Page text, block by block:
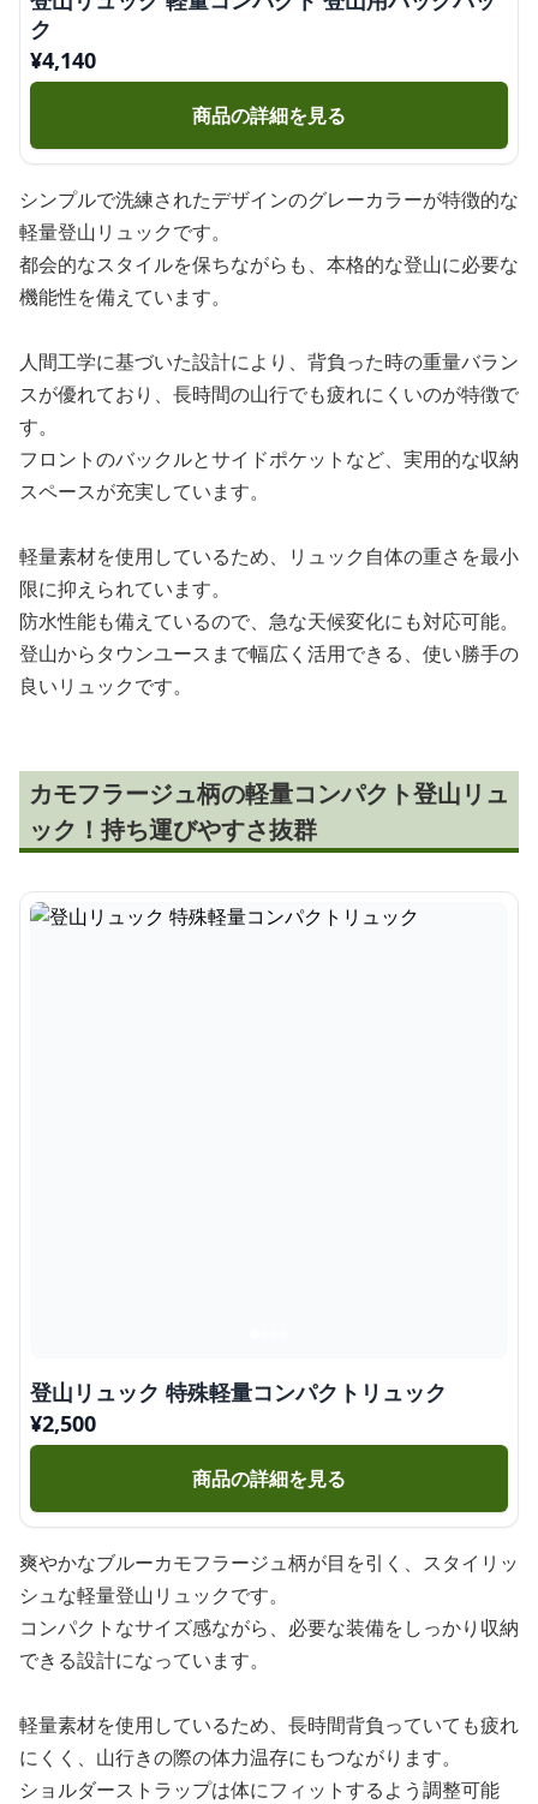
ク
¥4,140
商品の詳細を見る
シンプルで洗練されたデザインのグレーカラーが特徴的な
軽量登山リュックです。
都会的なスタイルを保ちながらも、本格的な登山に必要な
機能性を備えています。
人間工学に基づいた設計により、背負った時の重量バラン
スが優れており、長時間の山行でも疲れにくいのが特徴で
す。
フロントのバックルとサイドポケットなど、実用的な収納
スペースが充実しています。
軽量素材を使用しているため、リュック自体の重さを最小
限に抑えられています。
防水性能も備えているので、急な天候変化にも対応可能。
登山からタウンユースまで幅広く活用できる、使い勝手の
良いリュックです。
カモフラージュ柄の軽量コンパクト登山リュ
ック！持ち運びやすさ抜群
登山リュック 特殊軽量コンパクトリュック
¥2,500
商品の詳細を見る
爽やかなブルーカモフラージュ柄が目を引く、スタイリッ
シュな軽量登山リュックです。
コンパクトなサイズ感ながら、必要な装備をしっかり収納
できる設計になっています。
軽量素材を使用しているため、長時間背負っていても疲れ
にくく、山行きの際の体力温存にもつながります。
ショルダーストラップは体にフィットするよう調整可能